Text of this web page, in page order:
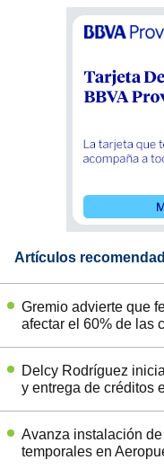
Artículos
Gremio advierte que
afectar el 60% de las
Delcy Rodríguez
y entrega de créditos
Avanza instalación
temporales en